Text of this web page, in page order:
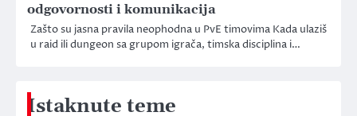
odgovornosti i komunikacija
Zašto su jasna pravila neophodna u PvE timovima Kada ulaziš
u raid ili dungeon sa grupom igrača, timska disciplina i…
Istaknute teme